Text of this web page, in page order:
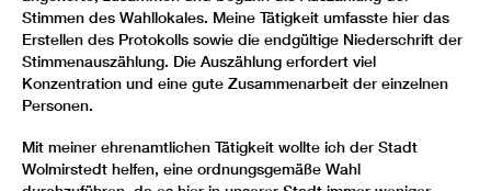
Stimmen des Wahllokales. Meine Tätigkeit umfasste hier das
Erstellen des Protokolls sowie die endgültige Niederschrift der
Stimmenauszählung. Die Auszählung erfordert viel
Konzentration und eine gute Zusammenarbeit der einzelnen
Personen.
Mit meiner ehrenamtlichen Tätigkeit wollte ich der Stadt
Wolmirstedt helfen, eine ordnungsgemäße Wahl